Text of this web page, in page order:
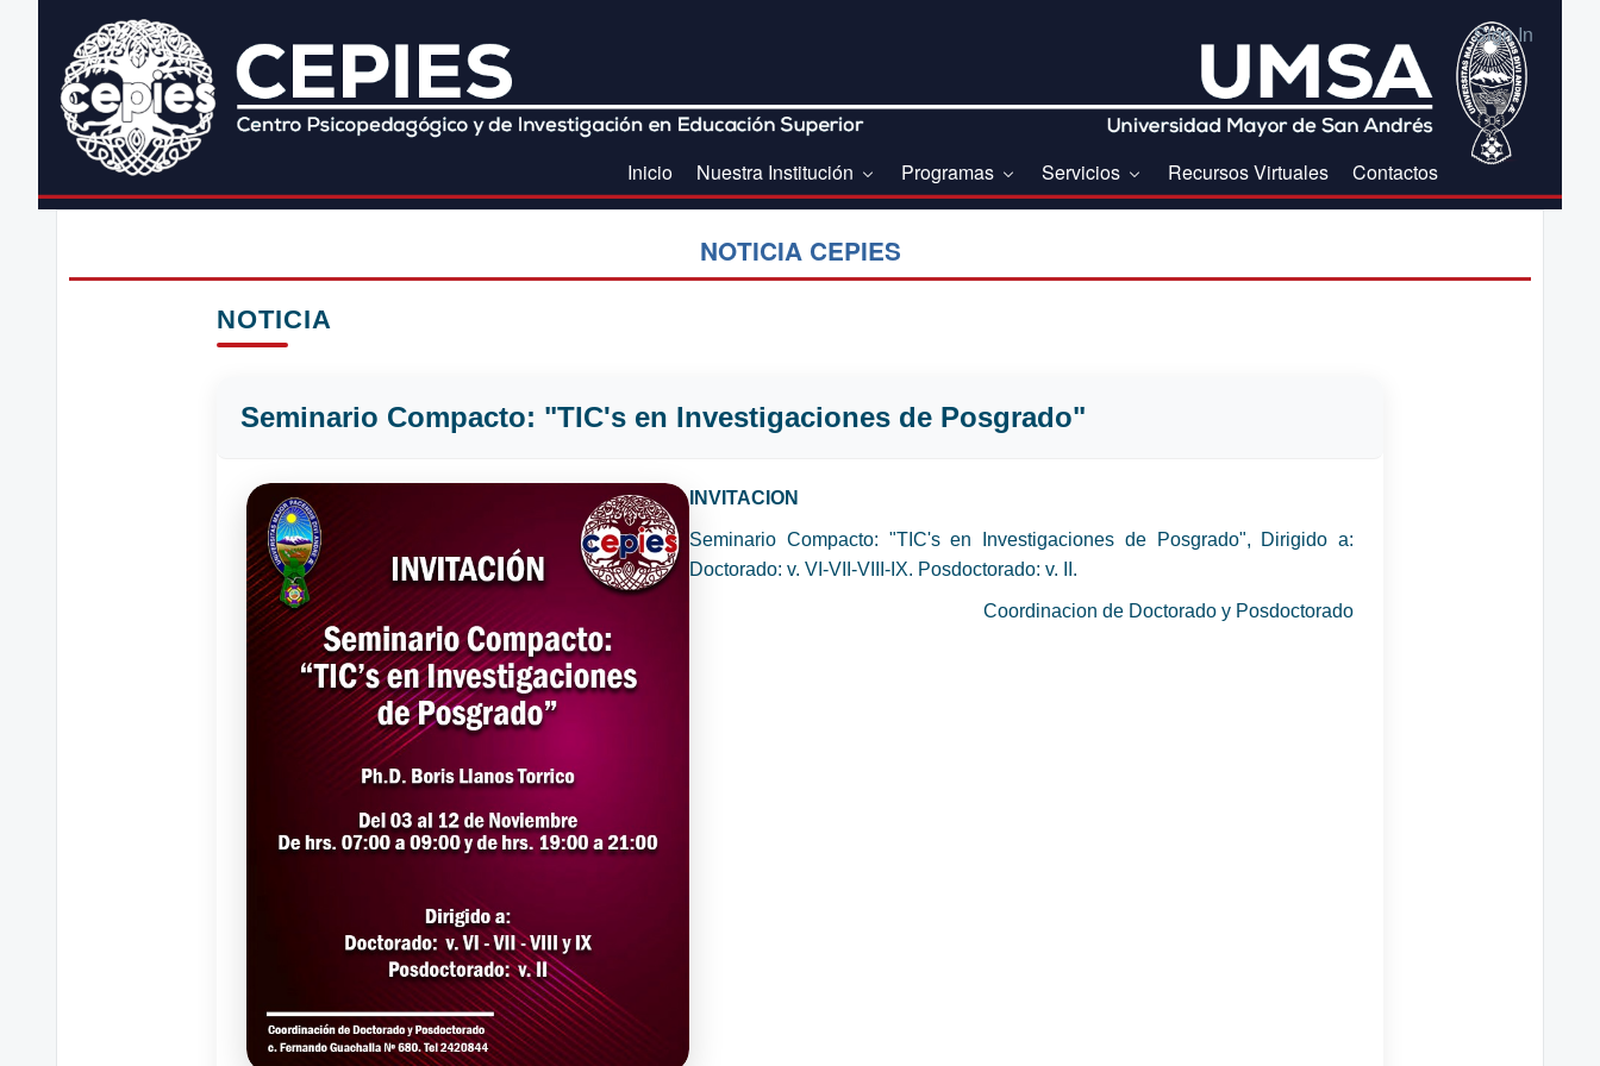
Sign In
Inicio Nuestra Institución Programas Servicios Recursos Virtuales Contactos
NOTICIA CEPIES
NOTICIA
Seminario Compacto: "TIC's en Investigaciones de Posgrado"
INVITACION
Seminario Compacto: "TIC's en Investigaciones de Posgrado", Dirigido a:
Doctorado: v. VI-VII-VIII-IX. Posdoctorado: v. II.
Coordinacion de Doctorado y Posdoctorado